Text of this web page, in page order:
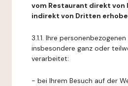
vom Restaurant direkt von
indirekt von Dritten
3.1.1. Ihre
insbesondere ganz oder
verarbeitet:
- bei Ihrem Besuch auf der